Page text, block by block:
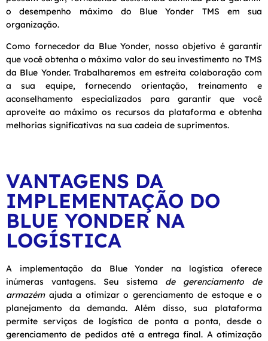
o desempenho máximo do Blue Yonder TMS em sua
organização.
Como fornecedor da Blue Yonder, nosso objetivo é garantir
que você obtenha o máximo valor do seu investimento no TMS
da Blue Yonder. Trabalharemos em estreita colaboração com
a sua equipe, fornecendo orientação, treinamento e
aconselhamento especializados para garantir que você
aproveite ao máximo os recursos da plataforma e obtenha
melhorias significativas na sua cadeia de suprimentos.
VANTAGENS DA
IMPLEMENTAÇÃO DO
BLUE YONDER NA
LOGÍSTICA
A implementação da Blue Yonder na logística oferece
inúmeras vantagens. Seu sistema de gerenciamento de
armazémajuda a otimizar o gerenciamento de estoque e o
planejamento da demanda. Além disso, sua plataforma
permite serviços de logística de ponta a ponta, desde o
gerenciamento de pedidos até a entrega final. A otimização